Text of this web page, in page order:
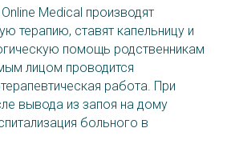
Medical производят
терапию, ставят капельницу и
помощь родственникам
лицом проводится
работа. При
вывода из запоя на дому
больного в